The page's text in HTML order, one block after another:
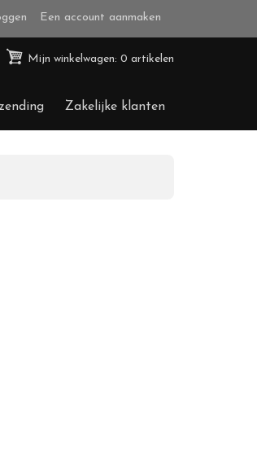
Een account aanmaken
Mijn winkelwagen: 0 artikelen
Zakelijke klanten